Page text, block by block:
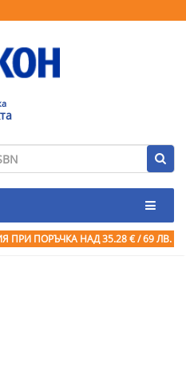
ПРИ ПОРЪЧКА НАД 35.28 € / 69 ЛВ.